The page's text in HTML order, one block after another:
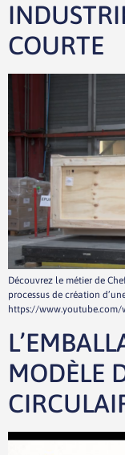
COURTE
Découvrez le métier de
processus de création
https://www.youtube.com/
MODÈLE